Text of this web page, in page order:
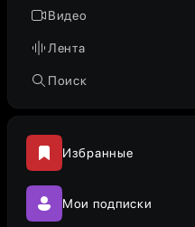
Видео
Лента
Поиск
Избранные
Мои подписки